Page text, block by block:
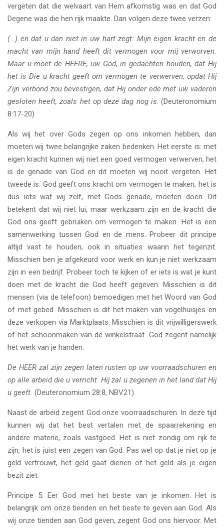
vergeten dat die welvaart van Hem afkomstig was en dat God
Degene was die hen rijk maakte. Dan volgen deze twee verzen:
(…) en dat u dan niet in uw hart zegt: Mijn eigen kracht en de
macht van míjn hand heeft dit vermogen voor mij verworven.
Maar u moet de HEERE, uw God, in gedachten houden, dat Hij
het is Die u kracht geeft om vermogen te verwerven, opdat Hij
Zijn verbond zou bevestigen, dat Hij onder ede met uw vaderen
gesloten heeft, zoals het op deze dag nog is. (Deuteronomium
8:17-20)
Als wij het over Gods zegen op ons inkomen hebben, dan
moeten wij twee belangrijke zaken bedenken. Het eerste is: met
eigen kracht kunnen wij niet een goed vermogen verwerven, het
is de genade van God en dit moeten wij nooit vergeten. Het
tweede is: God geeft ons kracht om vermogen te maken, het is
dus iets wat wij zelf, met Gods genade, moeten doen. Dit
betekent dat wij niet lui, maar werkzaam zijn en de kracht die
God ons geeft gebruiken om vermogen te maken. Het is een
samenwerking tussen God en de mens. Probeer dit principe
altijd vast te houden, ook in situaties waarin het tegenzit.
Misschien ben je afgekeurd voor werk en kun je niet werkzaam
zijn in een bedrijf. Probeer toch te kijken of er iets is wat je kunt
doen met de kracht die God heeft gegeven. Misschien is dit
mensen (via de telefoon) bemoedigen met het Woord van God
of met gebed. Misschien is dit het maken van vogelhuisjes en
deze verkopen via Marktplaats. Misschien is dit vrijwilligerswerk
of het schoonmaken van de winkelstraat. God zegent namelijk
het werk van je handen.
De HEER zal zijn zegen laten rusten op uw voorraadschuren en
op alle arbeid die u verricht. Hij zal u zegenen in het land dat Hij
u geeft. (Deuteronomium 28:8, NBV21)
Naast de arbeid zegent God onze voorraadschuren. In deze tijd
kunnen wij dat het best vertalen met de spaarrekening en
andere materie, zoals vastgoed. Het is niet zondig om rijk te
zijn, het is juist een zegen van God. Pas wel op dat je niet op je
geld vertrouwt, het geld gaat dienen of het geld als je eigen
bezit ziet.
Principe 5: Eer God met het beste van je inkomen. Het is
belangrijk om onze tienden en het beste te geven aan God. Als
wij onze tienden aan God geven, zegent God ons hiervoor. Met